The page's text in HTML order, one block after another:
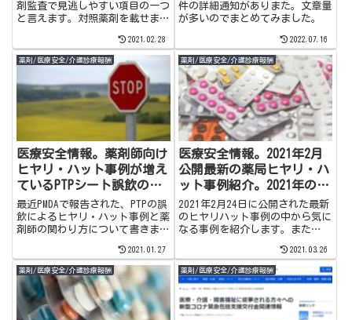
剤監査で見逃しやすい項目の一つ
と言えます。対照薬剤を載せまし
覚えてしまいましょう！2021.02.28
件の詳細通知がありまた。文章量
が多いのでまとめてみました。
2022.07.16
薬剤/医療安全/介護診療報酬
医療安全情報。薬剤師向け
ヒヤリ・ハット事例が増え
ているPTPシート誤飲の確
認・指導と多職種への周知
を薬剤師主導で行おう。
最近PMDAで報告された、PTPの誤
飲によるヒヤリ・ハット事例と薬
剤師の関わり方について書きまし
プ、多職種連携で積極的に対人業
務を充実させる事を求められてい
ます。積極的にヒヤリ・ハット事
例を発信する事も対人業務に貢献
できるのではないかと思っていま
す。
2021.01.27
薬剤/医療安全/介護診療報酬
医療安全情報。2021年2月
公開最新の薬局ヒヤリ・ハ
ット事例紹介。2021年のIT
導入補助金制度も上手く利
用したい。
2021年2月24日に公開された最新
のヒヤリハット事例の中から気に
なる事例を紹介します。また
報が公開されていたのでそちらに
ついても少し触れています。
2021.03.26
薬剤/医療安全/介護診療報酬 薬剤/医療安全/介護診療報酬